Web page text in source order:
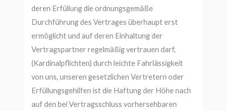
deren Erfüllung die ordnungsgemäße
Durchführung des Vertrages überhaupt erst
ermöglicht und auf deren Einhaltung der
Vertragspartner regelmäßig vertrauen darf,
(Kardinalpflichten) durch leichte Fahrlässigkeit
von uns, unseren gesetzlichen Vertretern oder
Erfüllungsgehilfen ist die Haftung der Höhe nach
auf den bei Vertragsschluss vorhersehbaren